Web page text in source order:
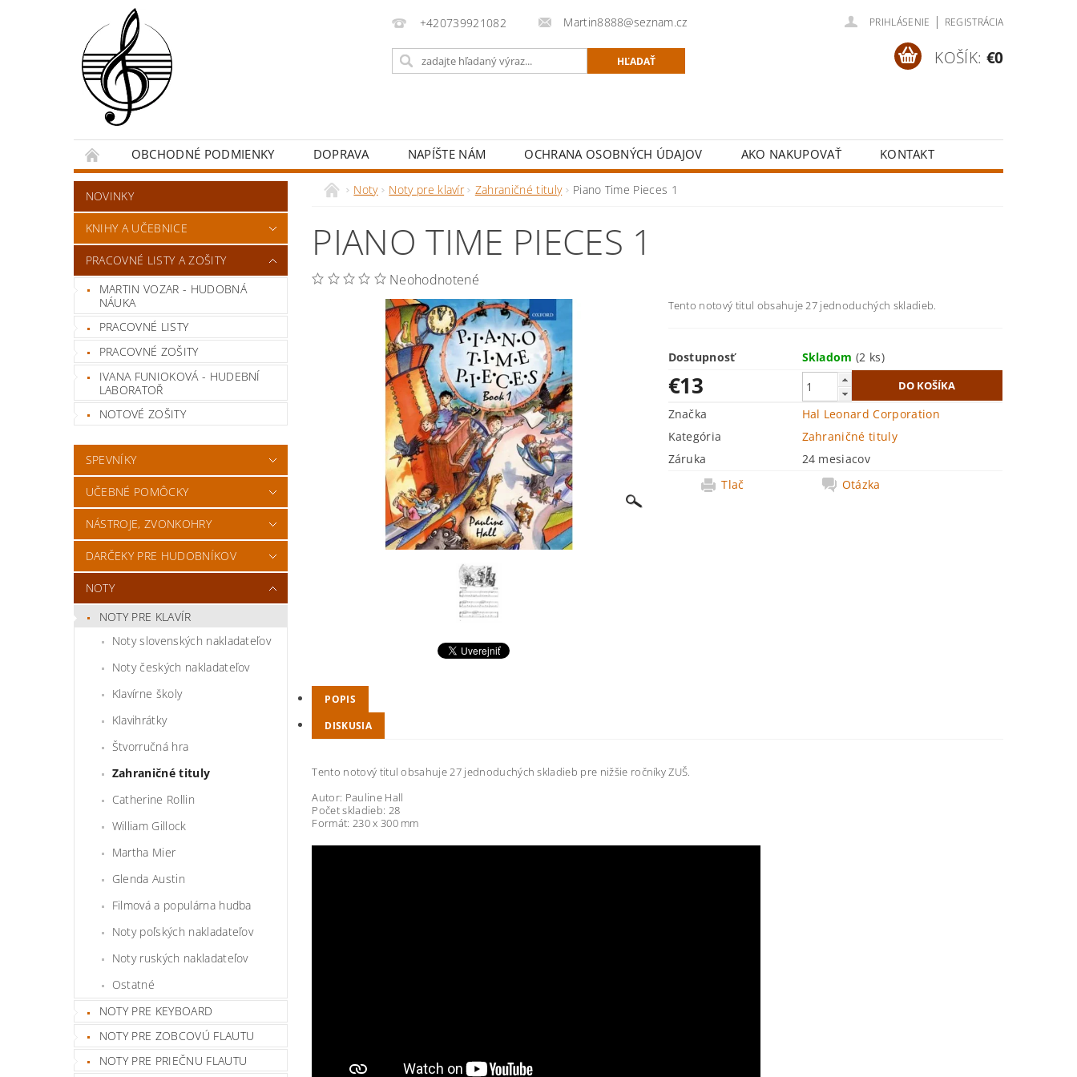
+420739921082 Martin8888@seznam.cz PRIHLÁSENIE | REGISTRÁCIA
KOŠÍK: €0
OBCHODNÉ PODMIENKY DOPRAVA NAPÍŠTE NÁM OCHRANA OSOBNÝCH ÚDAJOV AKO NAKUPOVAŤ KONTAKT
NOVINKY
KNIHY A UČEBNICE
PRACOVNÉ LISTY A ZOŠITY
MARTIN VOZAR - HUDOBNÁ
NÁUKA
PRACOVNÉ LISTY
PRACOVNÉ ZOŠITY
IVANA FUNIOKOVÁ - HUDEBNÍ
LABORATOŘ
NOTOVÉ ZOŠITY
SPEVNÍKY
UČEBNÉ POMÔCKY
NÁSTROJE, ZVONKOHRY
DARČEKY PRE HUDOBNÍKOV
NOTY
NOTY PRE KLAVÍR
Noty slovenských nakladateľov
Noty českých nakladateľov
Klavírne školy
Klavihrátky
Štvorručná hra
Zahraničné tituly
Catherine Rollin
William Gillock
Martha Mier
Glenda Austin
Filmová a populárna hudba
Noty poľských nakladateľov
Noty ruských nakladateľov
Ostatné
NOTY PRE KEYBOARD
NOTY PRE ZOBCOVÚ FLAUTU
NOTY PRE PRIEČNU FLAUTU
Noty Noty pre klavír Zahraničné tituly Piano Time Pieces 1
PIANO TIME PIECES 1
Neohodnotené
Tento notový titul obsahuje 27 jednoduchých skladieb.
Dostupnosť Skladom(2 ks)
€13
Značka
Hal Leonard Corporation
Kategória
Zahraničné tituly
Záruka
24 mesiacov
Tlač
Otázka
POPIS
DISKUSIA
Tento notový titul obsahuje 27 jednoduchých skladieb pre nižšie ročníky ZUŠ.
Autor: Pauline Hall
Počet skladieb: 28
Formát: 230 x 300 mm